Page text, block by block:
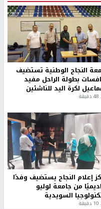
النجاح الوطنية تستضيف
بطولة الراحل مفيد
لكرة اليد للناشئين
إعلام النجاح يستضيف وفدًا
من جامعة لوليو
السويدية